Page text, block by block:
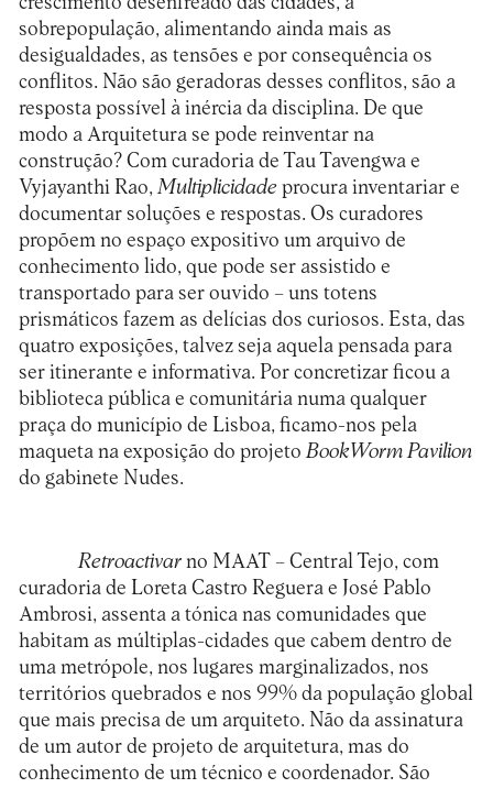
sobrepopulação, alimentando ainda mais as
desigualdades, as tensões e por consequência os
conflitos. Não são geradoras desses conflitos, são a
resposta possível à inércia da disciplina. De que
modo a Arquitetura se pode reinventar na
construção? Com curadoria de Tau Tavengwa e
Vyjayanthi Rao,Multiplicidade procura inventariar e
documentar soluções e respostas. Os curadores
propõem no espaço expositivo um arquivo de
conhecimento lido, que pode ser assistido e
transportado para ser ouvido – uns totens
prismáticos fazem as delícias dos curiosos. Esta, das
quatro exposições, talvez seja aquela pensada para
ser itinerante e informativa. Por concretizar ficou a
biblioteca pública e comunitária numa qualquer
praça do município de Lisboa, ficamo-nos pela
maqueta na exposição do projetoBookWorm Pavilion
do gabinete Nudes.
Retroactivar no MAAT – Central Tejo, com
curadoria de Loreta Castro Reguera e José Pablo
Ambrosi, assenta a tónica nas comunidades que
habitam as múltiplas-cidades que cabem dentro de
uma metrópole, nos lugares marginalizados, nos
territórios quebrados e nos 99% da população global
que mais precisa de um arquiteto. Não da assinatura
de um autor de projeto de arquitetura, mas do
conhecimento de um técnico e coordenador. São